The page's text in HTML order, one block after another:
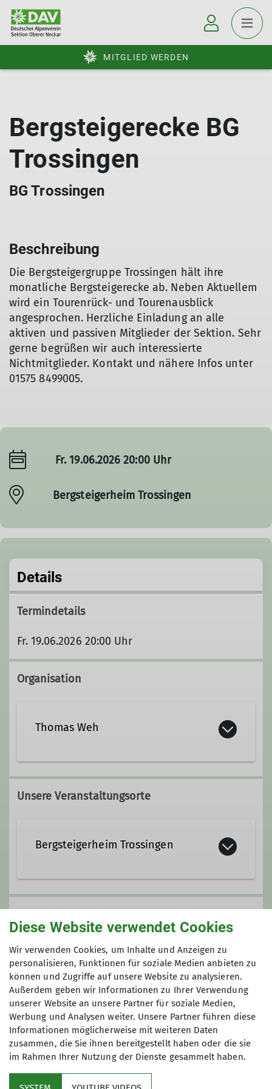
MITGLIED WERDEN
Bergsteigerecke BG
Trossingen
BG Trossingen
Beschreibung
Die Bergsteigergruppe Trossingen hält ihre
monatliche Bergsteigerecke ab. Neben Aktuellem
wird ein Tourenrück- und Tourenausblick
angesprochen. Herzliche Einladung an alle
aktiven und passiven Mitglieder der Sektion. Sehr
gerne begrüßen wir auch interessierte
Nichtmitglieder. Kontakt und nähere Infos unter
01575 8499005.
Fr. 19.06.2026 20:00 Uhr
Bergsteigerheim Trossingen
Details
Termindetails
Fr. 19.06.2026 20:00 Uhr
Organisation
Thomas Weh
01575 8499005
Unsere Veranstaltungsorte
Bergsteigerheim Trossingen
Rosenstraße 3
78647 Trossingen
Gruppe
Bergsteigergruppe Trossingen
Unsere Bergsteigergruppe Trossingen
wurde 1977 gegründet. Wir sind damit
die jüngste der fünf
Bergsteigergruppen in der Sektion
und in der glücklichen Lage, über ein
Diese Website verwendet Cookies
Wir verwenden Cookies, um Inhalte und Anzeigen zu
personalisieren, Funktionen für soziale Medien anbieten zu
können und Zugriffe auf unsere Website zu analysieren.
Außerdem geben wir Informationen zu Ihrer Verwendung
unserer Website an unsere Partner für soziale Medien,
Werbung und Analysen weiter. Unsere Partner führen diese
Informationen möglicherweise mit weiteren Daten
zusammen, die Sie ihnen bereitgestellt haben oder die sie
im Rahmen Ihrer Nutzung der Dienste gesammelt haben.